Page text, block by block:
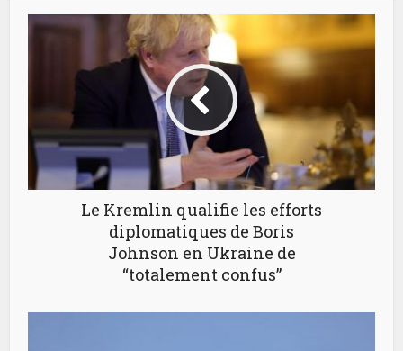
Le Kremlin qualifie les efforts
diplomatiques de Boris
Johnson en Ukraine de
“totalement confus”